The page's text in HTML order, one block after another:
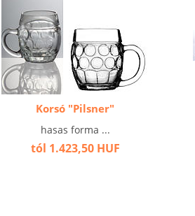
Korsó "Pilsner"
hasas forma ...
tól 1.423,50 HUF